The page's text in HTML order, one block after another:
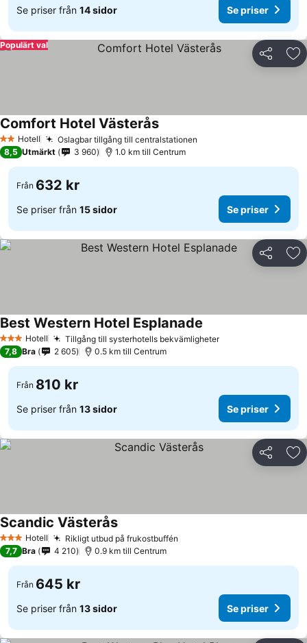
Se priser från 14 sidor Se priser
Dela
Populärt val
2 Stjärnor
Hotell Oslagbar tillgång till centralstationen
Comfort Hotel Västerås
8,5 Utmärkt 3 960 1.0 km till Centrum
Från 632 kr
Se priser från 15 sidor Se priser
Dela
3 StjärnorHotell Tillgång till systerhotells bekvämligheter
Best Western Hotel Esplanade
7,8 Bra 2 605 0.5 km till Centrum
Från 810 kr
Se priser från 13 sidor Se priser
Dela
3 StjärnorHotell Rikligt utbud på frukostbuffén
Scandic Västerås
7,7 Bra 4 210 0.9 km till Centrum
Från 645 kr
Se priser från 13 sidor Se priser